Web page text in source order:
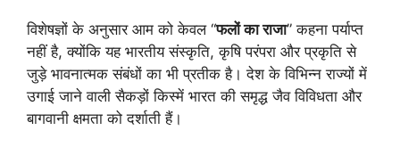
विशेषज्ञों के अनुसार आम को केवल “फलों का राजा” कहना पर्याप्त
नहीं है, क्योंकि यह भारतीय संस्कृति, कृषि परंपरा और प्रकृति से
जुड़े भावनात्मक संबंधों का भी प्रतीक है। देश के विभिन्न राज्यों में
उगाई जाने वाली सैकड़ों किस्में भारत की समृद्ध जैव विविधता और
बागवानी क्षमता को दर्शाती हैं।